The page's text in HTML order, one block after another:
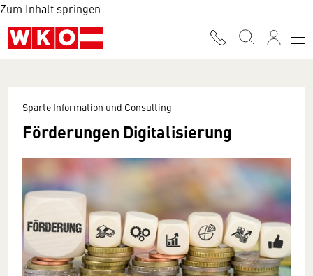
Zum Inhalt springen
Sparte Information und Consulting
Förderungen Digitalisierung